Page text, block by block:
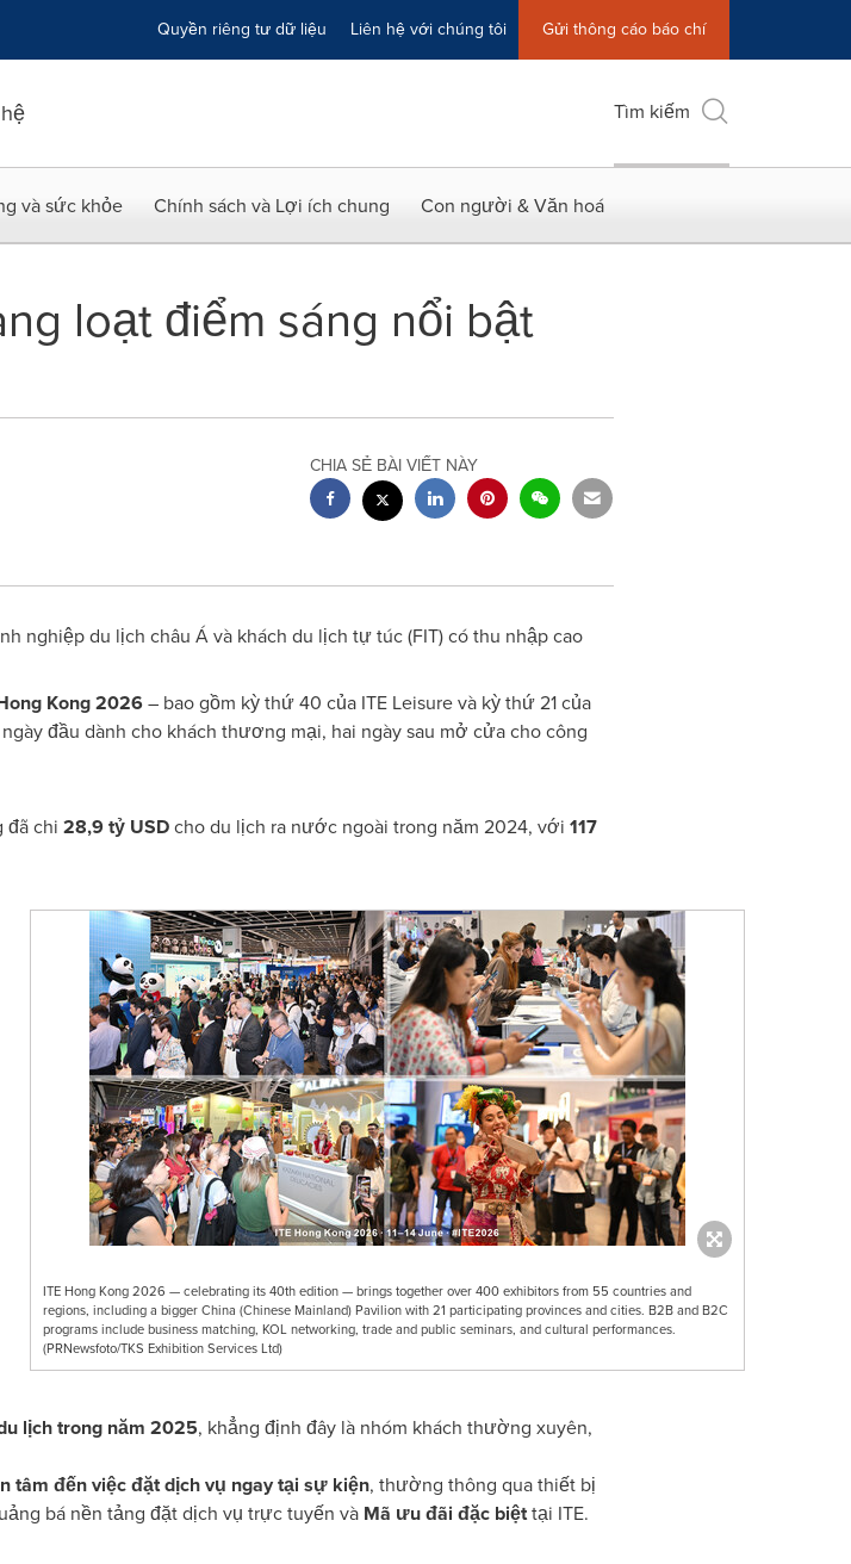
Quyền riêng tư dữ liệu Liên hệ với chúng tôi Gửi thông cáo báo chí
Tìm kiếm
và sức khỏe Chính sách và Lợi ích chung Con người & Văn hoá
loạt điểm sáng nổi bật
CHIA SẺ BÀI VIẾT NÀY
nghiệp du lịch châu Á và khách du lịch tự túc (FIT) có thu nhập cao
Kong 2026– bao gồm kỳ thứ 40 của ITE Leisure và kỳ thứ 21 của
đầu dành cho khách thương mại, hai ngày sau mở cửa cho công
đã chi 28,9 tỷ USDcho du lịch ra nước ngoài trong năm 2024, với 117
ITE Hong Kong 2026 — celebrating its 40th edition — brings together over 400 exhibitors from 55 countries and
regions, including a bigger China (Chinese Mainland) Pavilion with 21 participating provinces and cities. B2B and B2C
programs include business matching, KOL networking, trade and public seminars, and cultural performances.
(PRNewsfoto/TKS Exhibition Services Ltd)
lịch trong năm 2025, khẳng định đây là nhóm khách thường xuyên,
tâm đến việc đặt dịch vụ ngay tại sự kiện, thường thông qua thiết bị
bá nền tảng đặt dịch vụ trực tuyến và Mã ưu đãi đặc biệttại ITE.